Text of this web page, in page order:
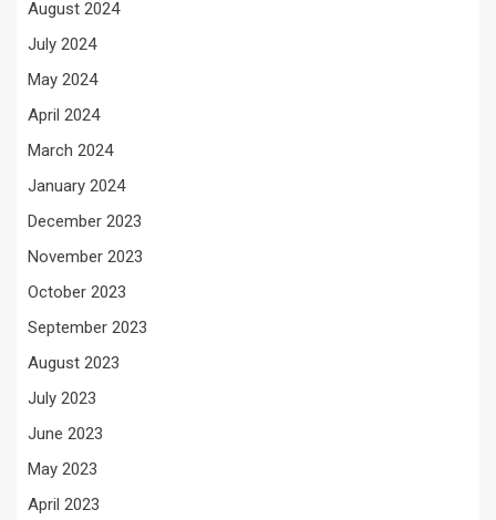
August 2024
July 2024
May 2024
April 2024
March 2024
January 2024
December 2023
November 2023
October 2023
September 2023
August 2023
July 2023
June 2023
May 2023
April 2023